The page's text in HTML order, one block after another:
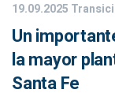
19.09.2025
Un
la mayor
Santa Fe